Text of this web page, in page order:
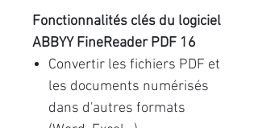
Fonctionnalités clés du logiciel
ABBYY FineReader PDF 16
Convertir les fichiers PDF et
les documents numérisés
dans d'autres formats